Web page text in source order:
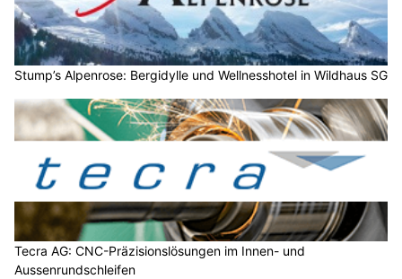
Stump’s Alpenrose: Bergidylle und Wellnesshotel in Wildhaus SG
Tecra AG: CNC-Präzisionslösungen im Innen- und
Aussenrundschleifen